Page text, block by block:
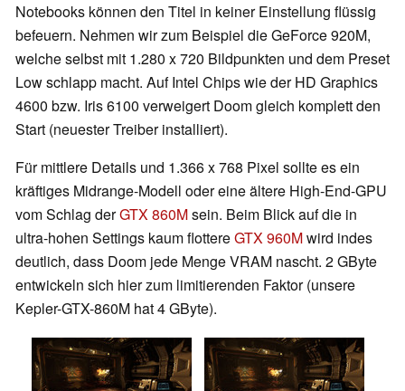
Notebooks können den Titel in keiner Einstellung flüssig
befeuern. Nehmen wir zum Beispiel die GeForce 920M,
welche selbst mit 1.280 x 720 Bildpunkten und dem Preset
Low schlapp macht. Auf Intel Chips wie der HD Graphics
4600 bzw. Iris 6100 verweigert Doom gleich komplett den
Start (neuester Treiber installiert).
Für mittlere Details und 1.366 x 768 Pixel sollte es ein
kräftiges Midrange-Modell oder eine ältere High-End-GPU
vom Schlag derGTX 860Msein. Beim Blick auf die in
ultra-hohen Settings kaum flottereGTX 960Mwird indes
deutlich, dass Doom jede Menge VRAM nascht. 2 GByte
entwickeln sich hier zum limitierenden Faktor (unsere
Kepler-GTX-860M hat 4 GByte).